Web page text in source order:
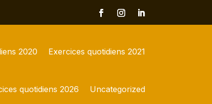
2020 Exercices quotidiens 2021
quotidiens 2026 Uncategorized